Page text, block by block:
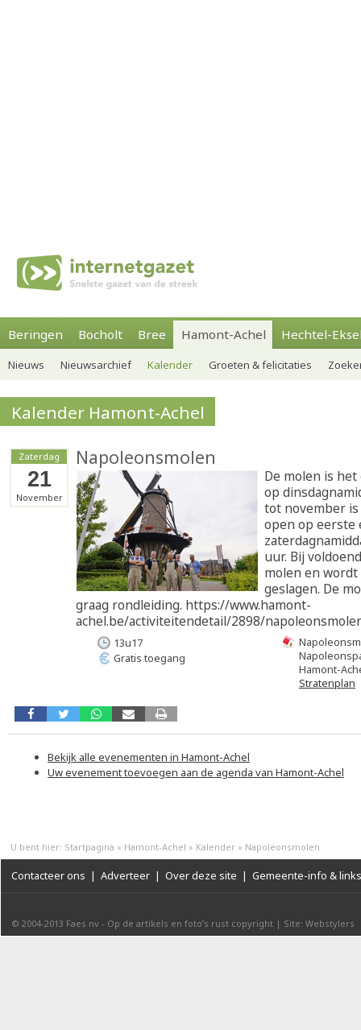
Beringen Bocholt Bree Hamont-Achel Hechtel-
Nieuws Nieuwsarchief Kalender Groeten & felicitaties
Kalender Hamont-Achel
Zaterdag
21
November
Napoleonsmolen
De molen is
op
tot november
open op eerste
uur. Bij
molen en
geslagen. De
graag rondleiding. https://www.hamont-
achel.be/activiteitendetail/2898/
Hamont-
Stratenplan
13u17
Gratis toegang
Bekijk alle evenementen in Hamont-Achel
Uw evenement toevoegen aan de agenda van Hamont-Achel
U bent hier: Startpagina » Hamont-Achel » Kalender » Napoleonsmolen
Contacteer ons | Adverteer | Over deze site | Gemeente-info & links
© 2004-2013 Faes nv - Op de artikels en foto’s rust copyright | Site: Webstylers